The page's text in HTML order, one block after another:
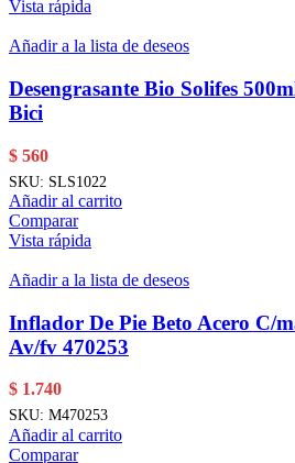
Vista rápida
Añadir a la lista de deseos
Desengrasante Bio Solifes
Bici
$ 560
SKU: SLS1022
Añadir al carrito
Comparar
Vista rápida
Añadir a la lista de deseos
Inflador De Pie Beto Acero C/
Av/fv 470253
$ 1.740
SKU: M470253
Añadir al carrito
Comparar